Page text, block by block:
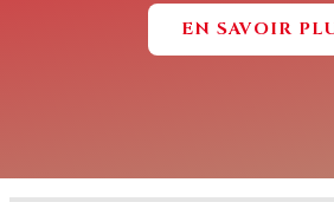
EN SAVOIR